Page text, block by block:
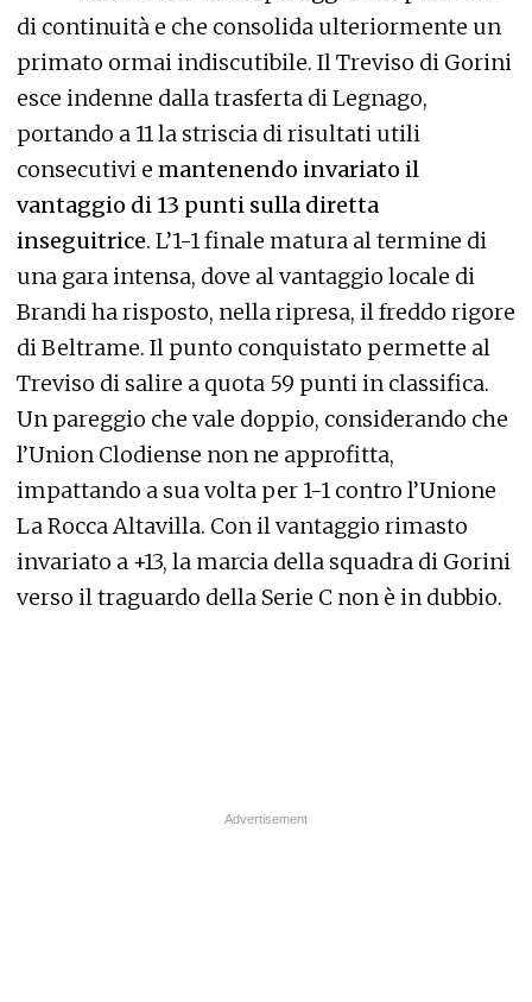
di continuità e che consolida ulteriormente un
primato ormai indiscutibile. Il Treviso di Gorini
esce indenne dalla trasferta di Legnago,
portando a 11 la striscia di risultati utili
consecutivi e mantenendo invariato il
vantaggio di 13 punti sulla diretta
inseguitrice. L’1-1 finale matura al termine di
una gara intensa, dove al vantaggio locale di
Brandi ha risposto, nella ripresa, il freddo rigore
di Beltrame. Il punto conquistato permette al
Treviso di salire a quota 59 punti in classifica.
Un pareggio che vale doppio, considerando che
l’Union Clodiense non ne approfitta,
impattando a sua volta per 1-1 contro l’Unione
La Rocca Altavilla. Con il vantaggio rimasto
invariato a +13, la marcia della squadra di Gorini
verso il traguardo della Serie C non è in dubbio.